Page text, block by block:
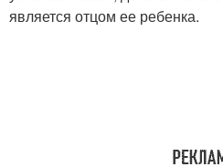
является отцом ее ребенка.